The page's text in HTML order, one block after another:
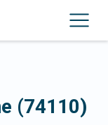
(74110)